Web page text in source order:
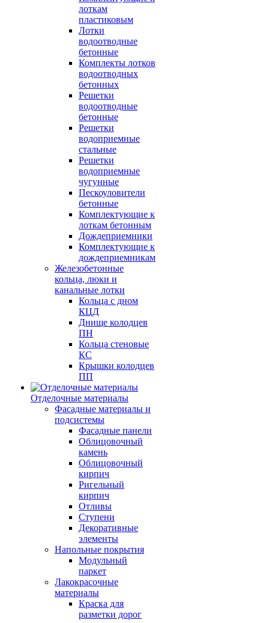
лоткам
пластиковым
Лотки
водоотводные
бетонные
Комплекты лотков
водоотводных
бетонных
Решетки
водоотводные
бетонные
Решетки
водоприемные
стальные
Решетки
водоприемные
чугунные
Пескоуловители
бетонные
Комплектующие к
лоткам бетонным
Дождеприемники
Комплектующие к
дождеприемникам
Железобетонные
кольца, люки и
канальные лотки
Кольца с дном
КЦД
Днище колодцев
ПН
Кольца стеновые
КС
Крышки колодцев
ПП
Отделочные материалы
Фасадные материалы и
подсистемы
Фасадные панели
Облицовочный
камень
Облицовочный
кирпич
Ригельный
кирпич
Отливы
Ступени
Декоративные
элементы
Напольные покрытия
Модульный
паркет
Лакокрасочные
материалы
Краска для
разметки дорог